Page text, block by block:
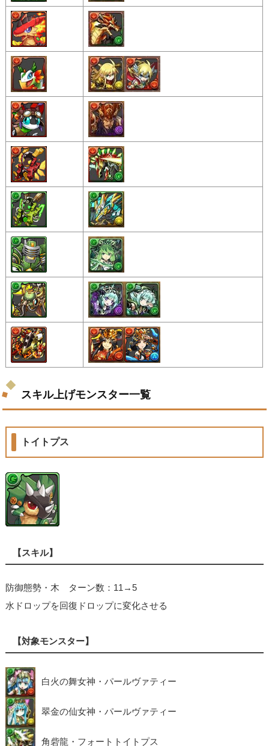
スキル上げモンスター一覧
トイトプス
【スキル】
防御態勢・木 ターン数：11→5
水ドロップを回復ドロップに変化させる
【対象モンスター】
白火の舞女神・パールヴァティー
翠金の仙女神・パールヴァティー
角砦龍・フォートトイトプス